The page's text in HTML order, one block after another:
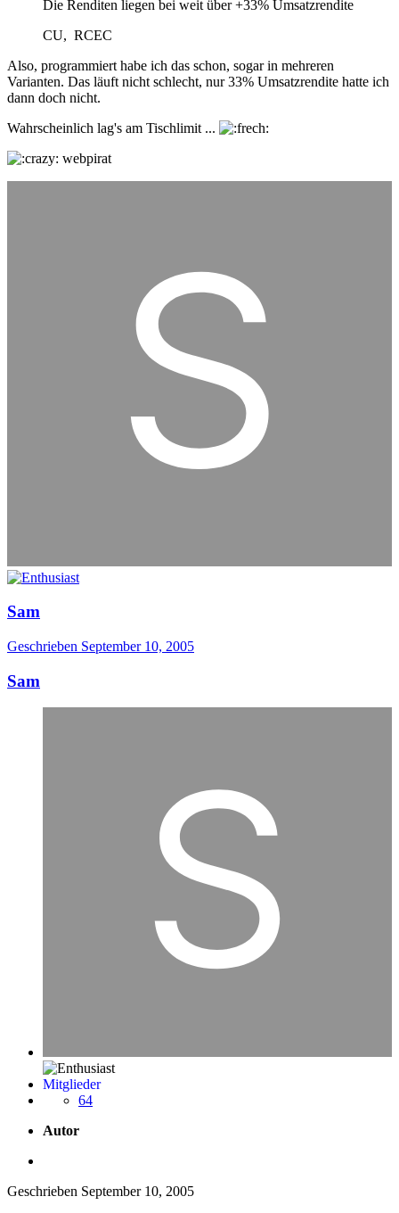
Die Renditen liegen bei weit über +33% Umsatzrendite
CU, RCEC
Also, programmiert habe ich das schon, sogar in mehreren
Varianten. Das läuft nicht schlecht, nur 33% Umsatzrendite hatte ich
dann doch nicht.
Wahrscheinlich lag's am Tischlimit ...
webpirat
Sam
Geschrieben September 10, 2005
Sam
Mitglieder
64
Autor
Geschrieben September 10, 2005